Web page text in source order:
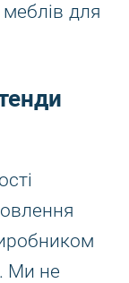
меблів для
Ми не